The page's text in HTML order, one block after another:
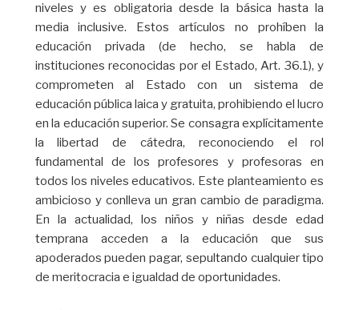
niveles y es obligatoria desde la básica hasta la
media inclusive. Estos artículos no prohíben la
educación privada (de hecho, se habla de
instituciones reconocidas por el Estado, Art. 36.1), y
comprometen al Estado con un sistema de
educación pública laica y gratuita, prohibiendo el lucro
en la educación superior. Se consagra explícitamente
la libertad de cátedra, reconociendo el rol
fundamental de los profesores y profesoras en
todos los niveles educativos. Este planteamiento es
ambicioso y conlleva un gran cambio de paradigma.
En la actualidad, los niños y niñas desde edad
temprana acceden a la educación que sus
apoderados pueden pagar, sepultando cualquier tipo
de meritocracia e igualdad de oportunidades.